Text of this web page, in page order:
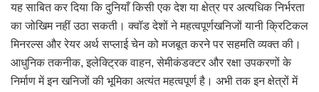
यह साबित कर दिया कि दुनियाँ किसी एक देश या क्षेत्र पर अत्यधिक निर्भरता
का जोखिम नहीं उठा सकती। क्वॉड देशों ने महत्वपूर्णखनिजों यानी क्रिटिकल
मिनरल्स और रेयर अर्थ सप्लाई चेन को मजबूत करने पर सहमति व्यक्त की।
आधुनिक तकनीक, इलेक्ट्रिक वाहन, सेमीकंडक्टर और रक्षा उपकरणों के
निर्माण में इन खनिजों की भूमिका अत्यंत महत्वपूर्ण है। अभी तक इन क्षेत्रों में